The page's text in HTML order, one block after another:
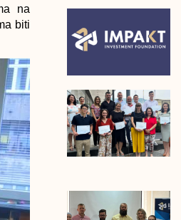
na
biti